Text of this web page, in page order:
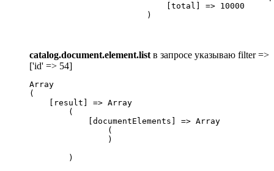
                            [total] => 10000
                        )
catalog.document.element.list в запросе указываю filter =>
['id' => 54]
Array
(
    [result] => Array
        (
            [documentElements] => Array
                (
                )
        )